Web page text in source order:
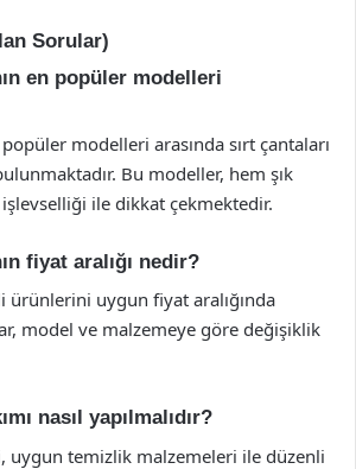
Sorular)
en popüler modelleri
popüler modelleri arasında sırt çantaları
Bu modeller, hem şık
ile dikkat çekmektedir.
fiyat aralığı nedir?
ürünlerini uygun fiyat aralığında
model ve malzemeye göre değişiklik
nasıl yapılmalıdır?
uygun temizlik malzemeleri ile düzenli